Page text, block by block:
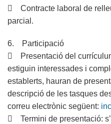
 Contracte laboral de
parcial.
6. Participació
 Presentació del
estiguin interessades i
establerts, hauran de
descripció de les tasques
correu electrònic següent:
 Termini de presentació: